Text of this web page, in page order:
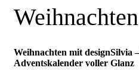
Weihnachten
Weihnachten mit designSilvia
Adventskalender voller Glanz